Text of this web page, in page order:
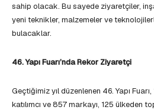
sahip olacak. Bu sayede ziyaretçiler,
yeni teknikler, malzemeler ve
bulacaklar.
46. Yapı Fuarı’nda Rekor Ziyaretçi
Geçtiğimiz yıl düzenlenen 46. Yapı
katılımcı ve 857 markayı, 125 ülkeden